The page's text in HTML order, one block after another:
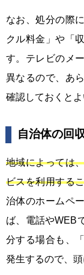
なお、処分の際
クル料金」や「
す。テレビのメ
異なるので、あ
確認しておくとよ
自治体の回
地域によっては
ビスを利用する
治体のホームペ
ば、電話やWEB
分する場合も、
発生するので、頭